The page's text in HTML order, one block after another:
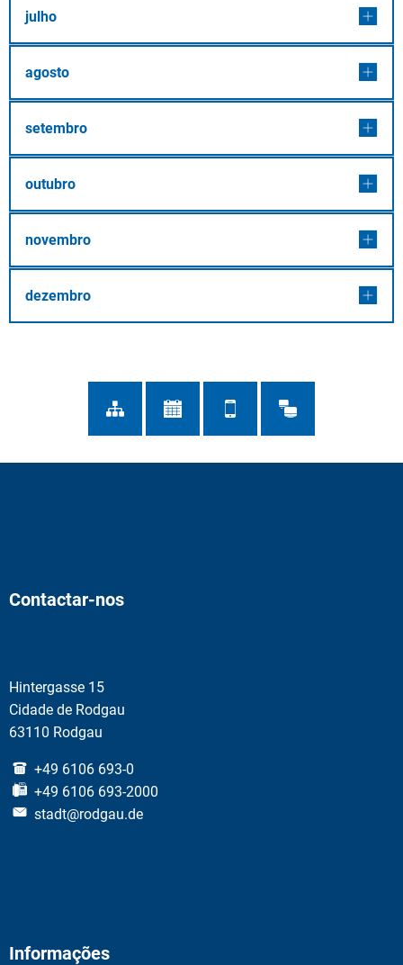
julho
agosto
setembro
outubro
novembro
dezembro
Contactar-nos
Hintergasse 15
Cidade de Rodgau
63110 Rodgau
+49 6106 693-0
+49 6106 693-2000
stadt@rodgau.de
Informações